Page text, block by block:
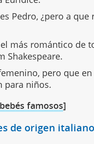
Pedro, ¿pero a
más romántico de
Shakespeare.
pero que
para niños.
famosos]
de origen italiano